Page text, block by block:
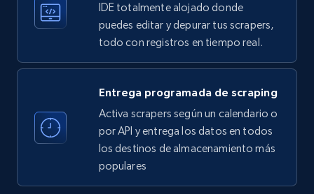
Instagram - Profiles
Account, Fbid, ID, Followers, Posts count, Is
business account, Is professional account, Is
verified, and more.
3.5K+
Instagram - Profiles - Collect profile
information by user name
IDE totalmente alojado donde
puedes editar y depurar tus scrapers,
todo con registros en tiempo real.
Entrega programada de scraping
Activa scrapers según un calendario o
por API y entrega los datos en todos
los destinos de almacenamiento más
populares